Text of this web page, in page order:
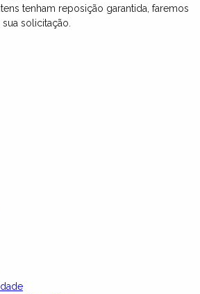
tenham reposição garantida, faremos
solicitação.